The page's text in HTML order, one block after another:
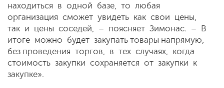
находиться в одной базе, то любая
организация сможет увидеть как свои цены,
так и цены соседей, – поясняет Зимонас. – В
итоге можно будет закупать товары напрямую,
без проведения торгов, в тех случаях, когда
стоимость закупки сохраняется от закупки к
закупке».